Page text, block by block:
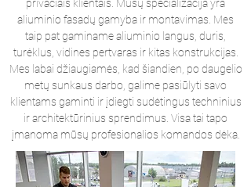
privačiais klientais. Mūsų specializacija yra
aliuminio fasadų gamyba ir montavimas. Mes
taip pat gaminame aliuminio langus, duris,
turėklus, vidines pertvaras ir kitas konstrukcijas.
Mes labai džiaugiamės, kad šiandien, po daugelio
metų sunkaus darbo, galime pasiūlyti savo
klientams gaminti ir įdiegti sudėtingus techninius
ir architektūrinius sprendimus. Visa tai tapo
įmanoma mūsų profesionalios komandos dėka.